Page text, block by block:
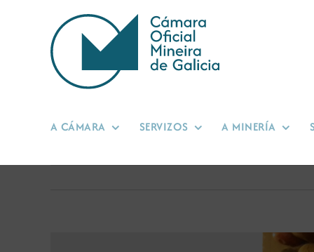
A CÁMARA SERVIZOS A MINERÍA